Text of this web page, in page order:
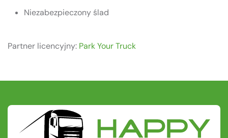
Niezabezpieczony ślad
Partner licencyjny: Park Your Truck